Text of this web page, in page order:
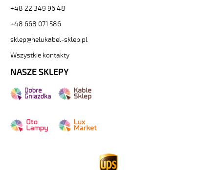
+48 22 349 96 48
+48 668 071 586
sklep@helukabel-sklep.pl
Wszystkie kontakty
NASZE SKLEPY